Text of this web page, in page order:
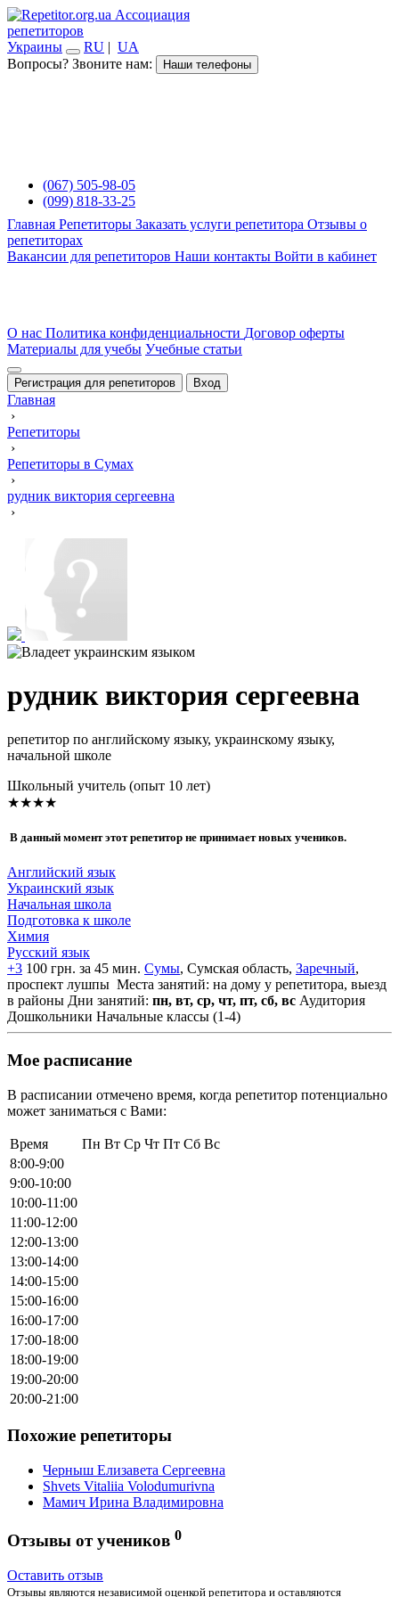
Ассоциация
репетиторов
Украины
RU | UA
Вопросы? Звоните нам:
Наши телефоны
(067) 505-98-05
(099) 818-33-25
Главная Репетиторы Заказать услуги репетитора Отзывы о
репетиторах
Вакансии для репетиторов Наши контакты Войти в кабинет
О нас Политика конфиденциальности Договор оферты
Материалы для учебы Учебные статьи
Регистрация для репетиторов Вход
Главная
›
Репетиторы
›
Репетиторы в Сумах
›
рудник виктория сергеевна
›
рудник виктория сергеевна
репетитор по английскому языку, украинскому языку,
начальной школе
Школьный учитель (опыт 10 лет)
★★★★
В данный момент этот репетитор не принимает новых учеников.
Английский язык
Украинский язык
Начальная школа
Подготовка к школе
Химия
Русский язык
+3 100 грн. за 45 мин. Сумы, Сумская область, Заречный,
проспект лушпы Места занятий: на дому у репетитора, выезд
в районы Дни занятий: пн, вт, ср, чт, пт, сб, вс Аудитория
Дошкольники Начальные классы (1-4)
Мое расписание
В расписании отмечено время, когда репетитор потенциально
может заниматься с Вами:
Время Пн Вт Ср Чт Пт Сб Вс
8:00-9:00
9:00-10:00
10:00-11:00
11:00-12:00
12:00-13:00
13:00-14:00
14:00-15:00
15:00-16:00
16:00-17:00
17:00-18:00
18:00-19:00
19:00-20:00
20:00-21:00
Похожие репетиторы
Черныш Елизавета Сергеевна
Shvets Vitaliia Volodumurivna
Мамич Ирина Владимировна
Отзывы от учеников 0
Оставить отзыв
Отзывы являются независимой оценкой репетитора и оставляются